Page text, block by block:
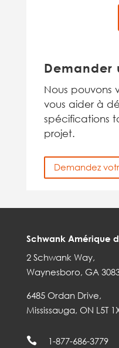
Demander
Nous pouvons
vous aider à
spécifications
projet.
Demandez
Schwank Amérique
2 Schwank Way,
Waynesboro, GA
6485 Ordan Drive,
Mississauga, ON L5T
 1-877-686-3779